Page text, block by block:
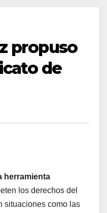
propuso
de
herramienta
los derechos del
situaciones como las